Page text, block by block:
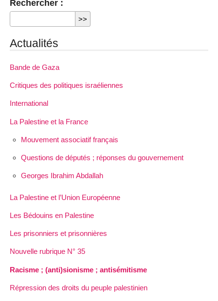
Rechercher :
Actualités
Bande de Gaza
Critiques des politiques israéliennes
International
La Palestine et la France
Mouvement associatif français
Questions de députés ; réponses du gouvernement
Georges Ibrahim Abdallah
La Palestine et l’Union Européenne
Les Bédouins en Palestine
Les prisonniers et prisonnières
Nouvelle rubrique N° 35
Racisme ; (anti)sionisme ; antisémitisme
Répression des droits du peuple palestinien